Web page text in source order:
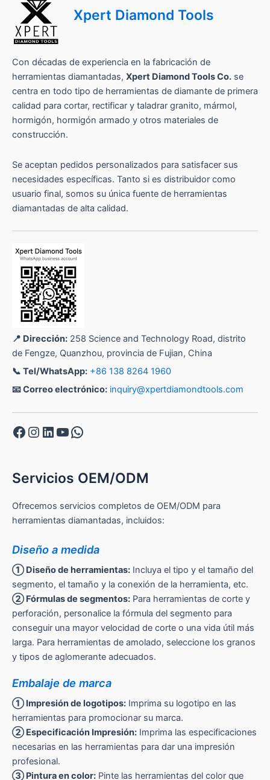
Xpert Diamond Tools
Con décadas de experiencia en la fabricación de
herramientas diamantadas, Xpert Diamond Tools Co. se
centra en todo tipo de herramientas de diamante de primera
calidad para cortar, rectificar y taladrar granito, mármol,
hormigón, hormigón armado y otros materiales de
construcción.
Se aceptan pedidos personalizados para satisfacer sus
necesidades específicas. Tanto si es distribuidor como
usuario final, somos su única fuente de herramientas
diamantadas de alta calidad.
📍 Dirección: 258 Science and Technology Road, distrito
de Fengze, Quanzhou, provincia de Fujian, China
📞 Tel/WhatsApp: +86 138 8264 1960
📧 Correo electrónico: inquiry@xpertdiamondtools.com
Facebook
Instagram
LinkedIn
YouTube
WhatsApp
Servicios OEM/ODM
Ofrecemos servicios completos de OEM/ODM para
herramientas diamantadas, incluidos:
Diseño a medida
① Diseño de herramientas: Incluya el tipo y el tamaño del
segmento, el tamaño y la conexión de la herramienta, etc.
② Fórmulas de segmentos: Para herramientas de corte y
perforación, personalice la fórmula del segmento para
conseguir una mayor velocidad de corte o una vida útil más
larga. Para herramientas de amolado, seleccione los granos
y tipos de aglomerante adecuados.
Embalaje de marca
① Impresión de logotipos: Imprima su logotipo en las
herramientas para promocionar su marca.
② Especificación Impresión: Imprima las especificaciones
necesarias en las herramientas para dar una impresión
profesional.
③ Pintura en color: Pinte las herramientas del color que